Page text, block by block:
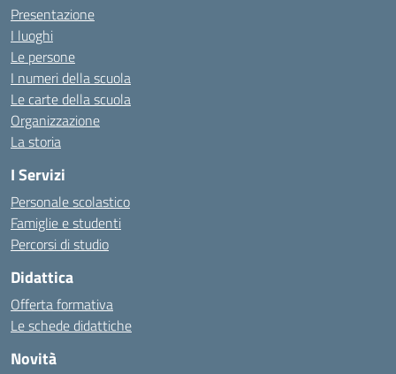
Presentazione
I luoghi
Le persone
I numeri della scuola
Le carte della scuola
Organizzazione
La storia
I Servizi
Personale scolastico
Famiglie e studenti
Percorsi di studio
Didattica
Offerta formativa
Le schede didattiche
Novità